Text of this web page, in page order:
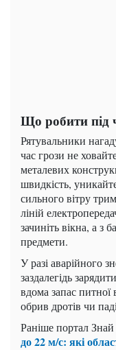
Що робити під
Рятувальники
час грози не
металевих
швидкість,
сильного вітру
ліній
зачиніть вікна, а з
предмети.
У разі аварійного
заздалегідь
вдома запас
обрив дротів чи
Раніше портал
до 22 м/с: які